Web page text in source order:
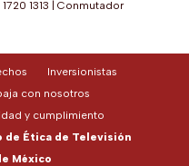
1313
Conmutador
Inversionistas
con nosotros
y cumplimiento
de Ética de Televisión
México